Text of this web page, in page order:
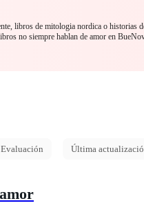
libros de mitologia nordica o historias
no siempre hablan de amor en
Evaluación Última